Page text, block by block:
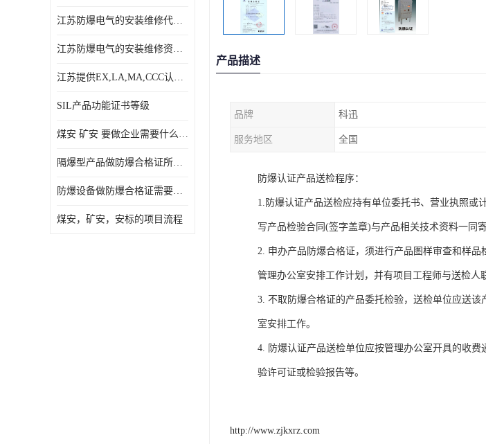
江苏防爆电气的安装维修代理代办
江苏防爆电气的安装维修资质证书
江苏提供EX,LA,MA,CCC认证，免费咨询服务
SIL产品功能证书等级
煤安 矿安 要做企业需要什么条件
隔爆型产品做防爆合格证所需资料
防爆设备做防爆合格证需要的资料
煤安，矿安，安标的项目流程
产品描述
品牌 科迅
服务地区 全国
防爆认证产品送检程序：
1.防爆认证产品送检应持有单位委托书、营业执照
写产品检验合同(签字盖章)与产品相关技术资料一同寄
2. 申办产品防爆合格证，须进行产品图样审查和样
管理办公室安排工作计划，并有项目工程师与送检人
3. 不取防爆合格证的产品委托检验，送检单位应送
室安排工作。
4. 防爆认证产品送检单位应按管理办公室开具的收
验许可证或检验报告等。
http://www.zjkxrz.com